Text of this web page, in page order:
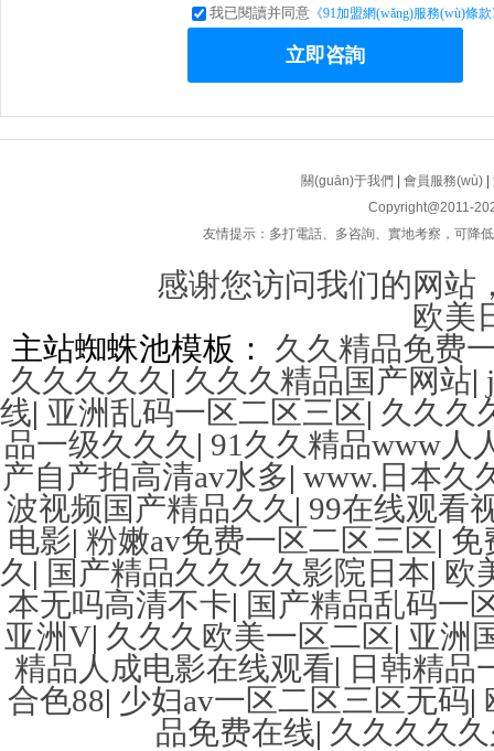
我已閱讀并同意 《91加盟網(wǎng)服務(wù)條
立即咨詢
關(guān)于我們 會員服務(wù)|
Copyright@2011-
友情提示：多打電話、多咨詢、實地考察，可降
感谢您访问我们的网站
欧美
主站蜘蛛池模板： 久久精品免费
久久久久久 | 久久久精品国产网站|
线| 亚洲乱码一区二区三区| 久久久
品一级久久久 | 91久久精品www人
产自产拍高清av水多| www.日本久
波视频国产精品久久 | 99在线观看
电影| 粉嫩av免费一区二区三区| 免
久 | 国产精品久久久久影院日本| 欧
本无吗高清不卡| 国产精品乱码一
亚洲V| 久久久欧美一区二区| 亚洲
精品人成电影在线观看| 日韩精品
合色88| 少妇av一区二区三区无码|
品免费在线| 久久久久